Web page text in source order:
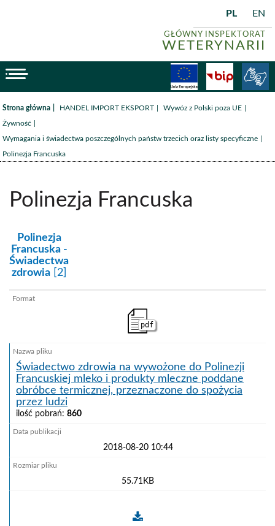
GŁÓWNY INSPEKTORAT
WETERYNARII
PL EN
BiP
Strona główna /HANDEL IMPORT EKSPORT /Wywóz z Polski poza UE
Żywność
Wymagania i świadectwa poszczególnych państw trzecich oraz listy specyficzne
Polinezja Francuska
Polinezja Francuska
kategoria:
Polinezja
Francuska -
Świadectwa
zdrowia[2]
pdf
Świadectwo zdrowia na wywożone do Polinezji
Francuskiej mleko i produkty mleczne poddane
obróbce termicznej, przeznaczone do spożycia
przez ludzi
ilość pobrań: 860
2018-08-20 10:44
55.71KB